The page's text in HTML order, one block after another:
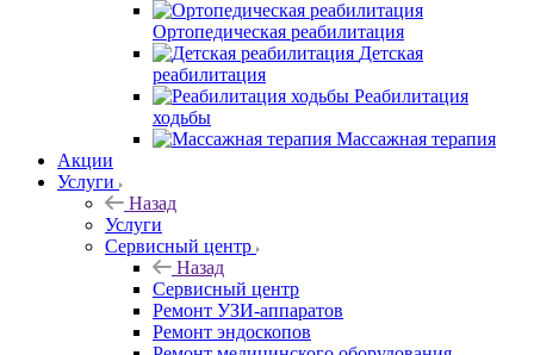
Ортопедическая реабилитация
Детская
реабилитация
Реабилитация
ходьбы
Массажная терапия
Акции
Услуги
Назад
Услуги
Сервисный центр
Назад
Сервисный центр
Ремонт УЗИ-аппаратов
Ремонт эндоскопов